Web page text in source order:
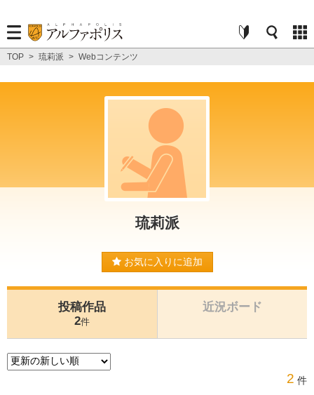
TOP > 琉莉派 > Webコンテンツ
琉莉派
お気に入りに追加
投稿作品
2件
近況ボード
2 件